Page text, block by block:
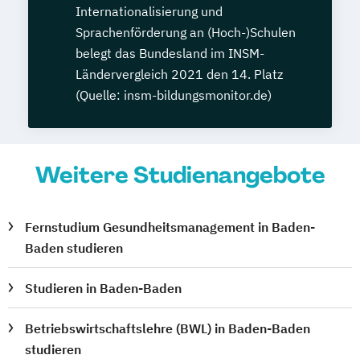
Internationalisierung und
Sprachenförderung an (Hoch-)Schulen
belegt das Bundesland im INSM-
Ländervergleich 2021 den 14. Platz
(Quelle: insm-bildungsmonitor.de)
Weitere Studienangebote
Fernstudium Gesundheitsmanagement in Baden-
Baden studieren
Studieren in Baden-Baden
Betriebswirtschaftslehre (BWL) in Baden-Baden
studieren